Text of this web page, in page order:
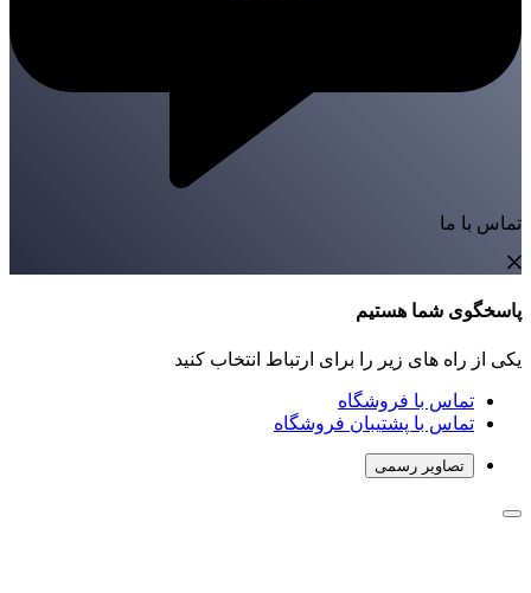
تماس با ما
پاسخگوی شما هستیم
یکی از راه های زیر را برای ارتباط انتخاب کنید
تماس با فروشگاه
تماس با پشتیبان فروشگاه
تصاویر رسمی